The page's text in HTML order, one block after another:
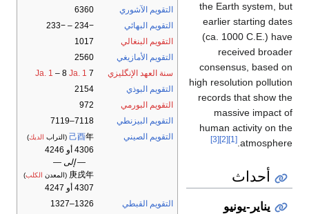
التقويم الآشوري
6360
التقويم البهائي
−234 – −233
التقويم البنغالي
1017
التقويم الأمازيغي
2560
سنة العهد الإنگليزي
7
Ja. 1 – 8 Ja. 1
التقويم البوذي
2154
التقويم البورمي
972
التقويم البيزنطي
7118–7119
التقويم الصيني
己酉年 (التراب الديك)
4306 أو 4246
— إلى —
庚戌年 (المعدن الكلب)
4307 أو 4247
التقويم القبطي
1326–1327
the Earth system, but
earlier starting dates
(ca. 1000 C.E.) have
received broader
consensus, based on
high resolution pollution
records that show the
massive impact of
human activity on the
atmosphere.
[1]
[2]
[3]
أحداث
يناير-يونيو